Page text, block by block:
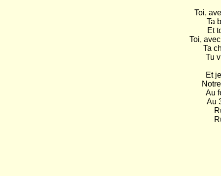
Toi,
Ta
Et
Toi,
Ta
Tu
Et
Au
Au